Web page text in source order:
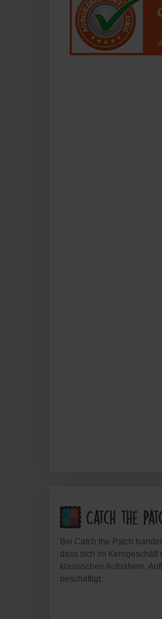
Bei Catch the Patch
dass sich im Kerngeschäft
klassischen Aufnähern,
beschäftigt.